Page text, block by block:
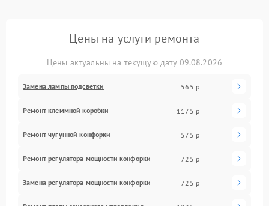
Цены на услуги ремонта
Цены актуальны на текущую дату 09.08.2026
Замена лампы подсветки 565 р
Ремонт клеммной коробки 1175 р
Ремонт чугунной конфорки 575 р
Ремонт регулятора мощности конфорки 725 р
Замена регулятора мощности конфорки 725 р